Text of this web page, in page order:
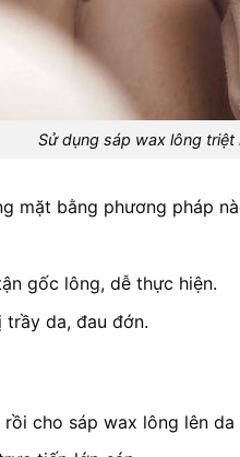
Sử dụng sáp wax lông
mặt bằng phương pháp
gốc lông, dễ thực hiện.
trầy da, đau đớn.
rồi cho sáp wax lông lên da